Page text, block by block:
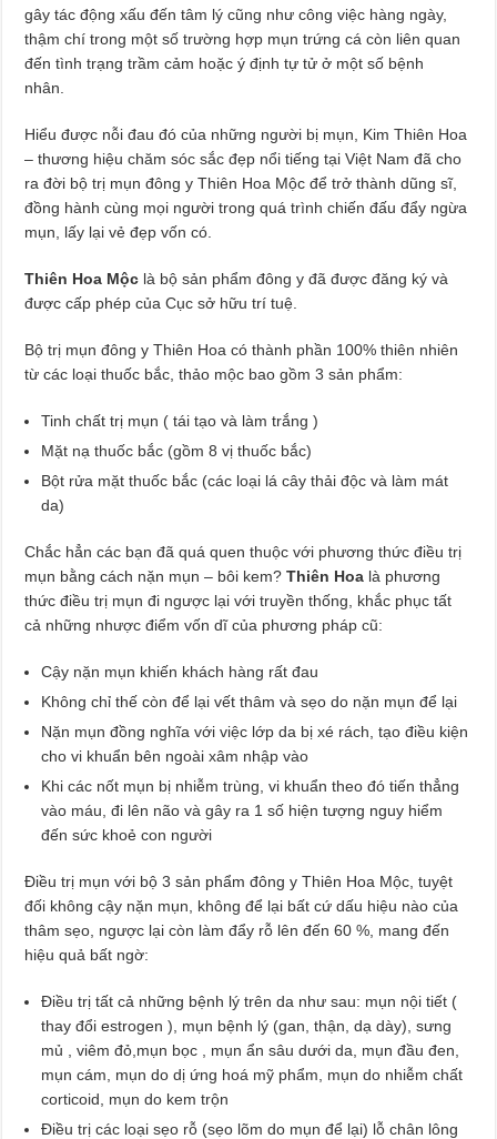
gây tác động xấu đến tâm lý cũng như công việc hàng ngày,
thậm chí trong một số trường hợp mụn trứng cá còn liên quan
đến tình trạng trầm cảm hoặc ý định tự tử ở một số bệnh
nhân.
Hiểu được nỗi đau đó của những người bị mụn, Kim Thiên Hoa
– thương hiệu chăm sóc sắc đẹp nổi tiếng tại Việt Nam đã cho
ra đời bộ trị mụn đông y Thiên Hoa Mộc để trở thành dũng sĩ,
đồng hành cùng mọi người trong quá trình chiến đấu đẩy ngừa
mụn, lấy lại vẻ đẹp vốn có.
Thiên Hoa Mộc là bộ sản phẩm đông y đã được đăng ký và
được cấp phép của Cục sở hữu trí tuệ.
Bộ trị mụn đông y Thiên Hoa có thành phần 100% thiên nhiên
từ các loại thuốc bắc, thảo mộc bao gồm 3 sản phẩm:
Tinh chất trị mụn ( tái tạo và làm trắng )
Mặt nạ thuốc bắc (gồm 8 vị thuốc bắc)
Bột rửa mặt thuốc bắc (các loại lá cây thải độc và làm mát
da)
Chắc hẳn các bạn đã quá quen thuộc với phương thức điều trị
mụn bằng cách nặn mụn – bôi kem? Thiên Hoa là phương
thức điều trị mụn đi ngược lại với truyền thống, khắc phục tất
cả những nhược điểm vốn dĩ của phương pháp cũ:
Cậy nặn mụn khiến khách hàng rất đau
Không chỉ thế còn để lại vết thâm và sẹo do nặn mụn để lại
Nặn mụn đồng nghĩa với việc lớp da bị xé rách, tạo điều kiện
cho vi khuẩn bên ngoài xâm nhập vào
Khi các nốt mụn bị nhiễm trùng, vi khuẩn theo đó tiến thẳng
vào máu, đi lên não và gây ra 1 số hiện tượng nguy hiểm
đến sức khoẻ con người
Điều trị mụn với bộ 3 sản phẩm đông y Thiên Hoa Mộc, tuyệt
đối không cậy nặn mụn, không để lại bất cứ dấu hiệu nào của
thâm sẹo, ngược lại còn làm đẩy rỗ lên đến 60 %, mang đến
hiệu quả bất ngờ:
Điều trị tất cả những bệnh lý trên da như sau: mụn nội tiết (
thay đổi estrogen ), mụn bệnh lý (gan, thận, dạ dày), sưng
mủ , viêm đỏ,mụn bọc , mụn ẩn sâu dưới da, mụn đầu đen,
mụn cám, mụn do dị ứng hoá mỹ phẩm, mụn do nhiễm chất
corticoid, mụn do kem trộn
Điều trị các loại sẹo rỗ (sẹo lõm do mụn để lại) lỗ chân lông